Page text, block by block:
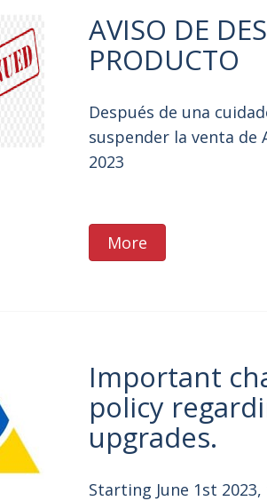
AVISO DE
PRODUCTO
Después de una
suspender la venta de
2023
More
Important
policy
upgrades.
Starting June 1st